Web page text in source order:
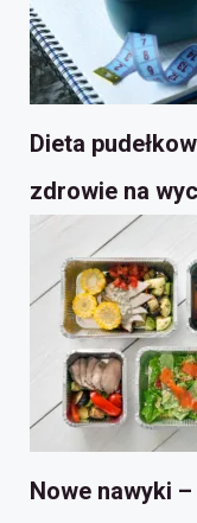
Dieta
zdrowie na
Nowe nawyki